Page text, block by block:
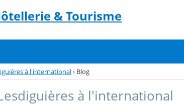
& Tourisme
à l'international› Blog
à l'international